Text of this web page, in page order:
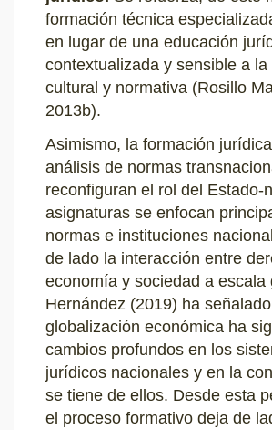
formación técnica
en lugar de una educación
contextualizada y sensible a la
cultural y normativa (Rosillo
2013b).
Asimismo, la formación
análisis de normas
reconfiguran el rol del Estado-
asignaturas se enfocan
normas e instituciones
de lado la interacción entre
economía y sociedad a escala
Hernández (2019) ha
globalización económica ha
cambios profundos en los
jurídicos nacionales y en la
se tiene de ellos. Desde esta
el proceso formativo deja de